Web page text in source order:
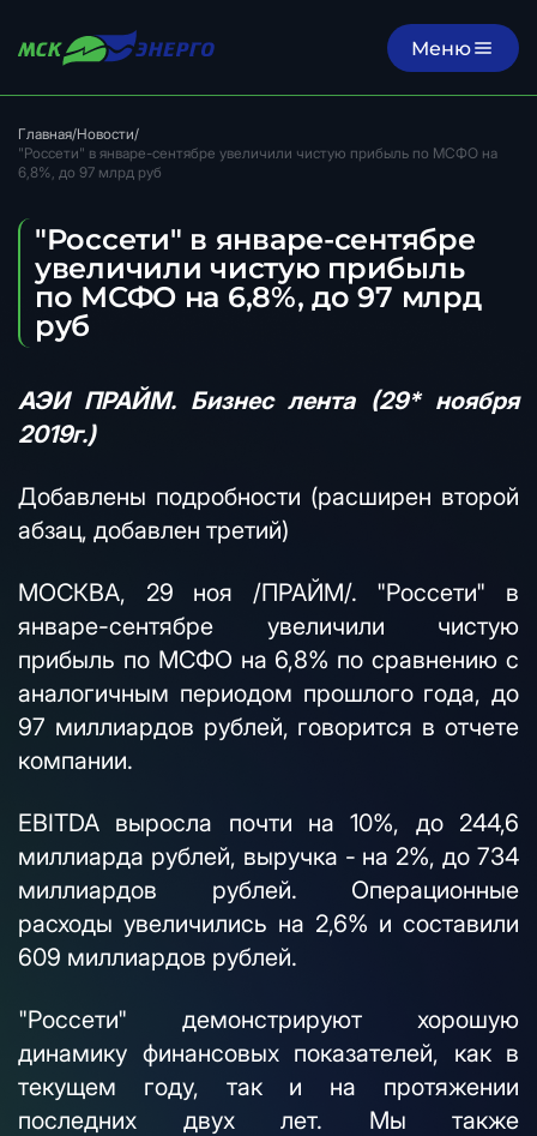
Меню
Главная/Новости/
"Россети" в январе-сентябре увеличили чистую прибыль по МСФО на
6,8%, до 97 млрд руб
"Россети" в январе-сентябре
увеличили чистую прибыль
по МСФО на 6,8%, до 97 млрд
руб
АЭИ ПРАЙМ. Бизнес лента (29* ноября
2019г.)
Добавлены подробности (расширен второй
абзац, добавлен третий)
МОСКВА, 29 ноя /ПРАЙМ/. "Россети" в
январе-сентябре увеличили чистую
прибыль по МСФО на 6,8% по сравнению с
аналогичным периодом прошлого года, до
97 миллиардов рублей, говорится в отчете
компании.
EBITDA выросла почти на 10%, до 244,6
миллиарда рублей, выручка - на 2%, до 734
миллиардов рублей. Операционные
расходы увеличились на 2,6% и составили
609 миллиардов рублей.
"Россети" демонстрируют хорошую
динамику финансовых показателей, как в
текущем году, так и на протяжении
последних двух лет. Мы также